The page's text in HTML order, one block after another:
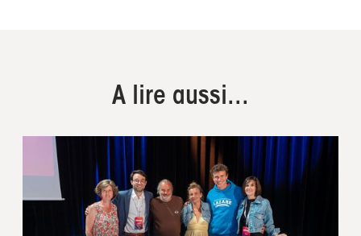
A lire aussi...